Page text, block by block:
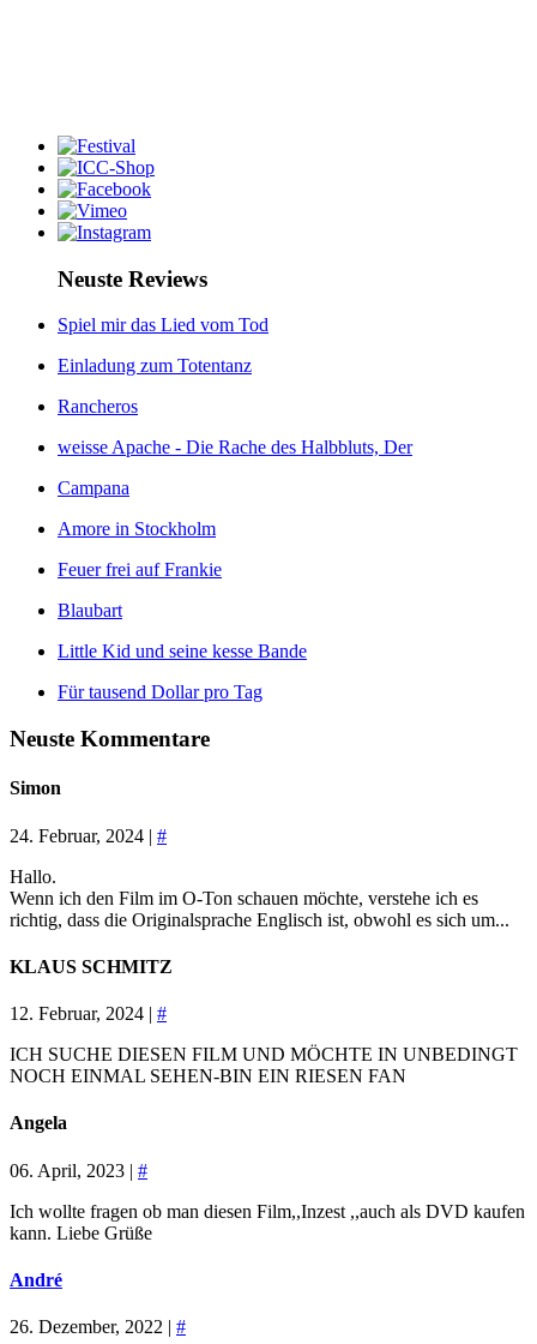
Neuste Reviews
Spiel mir das Lied vom Tod
Einladung zum Totentanz
Rancheros
weisse Apache - Die Rache des Halbbluts, Der
Campana
Amore in Stockholm
Feuer frei auf Frankie
Blaubart
Little Kid und seine kesse Bande
Für tausend Dollar pro Tag
Neuste Kommentare
Simon
24. Februar, 2024 | #
Hallo.
Wenn ich den Film im O-Ton schauen möchte, verstehe ich es
richtig, dass die Originalsprache Englisch ist, obwohl es sich um...
KLAUS SCHMITZ
12. Februar, 2024 | #
ICH SUCHE DIESEN FILM UND MÖCHTE IN UNBEDINGT
NOCH EINMAL SEHEN-BIN EIN RIESEN FAN
Angela
06. April, 2023 | #
Ich wollte fragen ob man diesen Film,,Inzest ,,auch als DVD kaufen
kann. Liebe Grüße
André
26. Dezember, 2022 | #